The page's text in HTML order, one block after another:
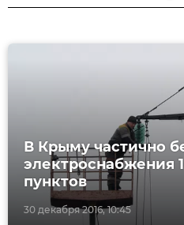
30 декабря 2016, 10:45
В Крыму частично
электроснабжения
пунктов